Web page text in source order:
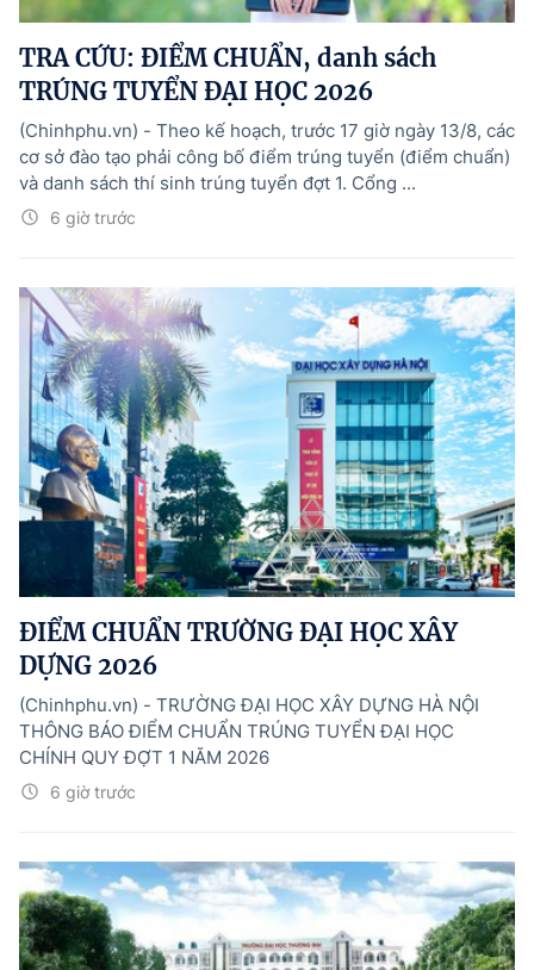
TRA CỨU: ĐIỂM CHUẨN, danh sách
TRÚNG TUYỂN ĐẠI HỌC 2026
6 giờ trước
(Chinhphu.vn) - Theo kế hoạch, trước 17 giờ ngày 13/8, các
cơ sở đào tạo phải công bố điểm trúng tuyển (điểm chuẩn)
và danh sách thí sinh trúng tuyển đợt 1. Cổng ...
ĐIỂM CHUẨN TRƯỜNG ĐẠI HỌC XÂY
DỰNG 2026
6 giờ trước
(Chinhphu.vn) - TRƯỜNG ĐẠI HỌC XÂY DỰNG HÀ NỘI
THÔNG BÁO ĐIỂM CHUẨN TRÚNG TUYỂN ĐẠI HỌC
CHÍNH QUY ĐỢT 1 NĂM 2026